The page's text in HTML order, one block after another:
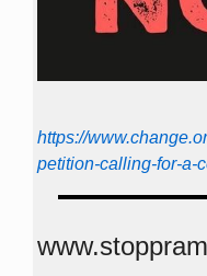
https://
petition-calling-for-a-